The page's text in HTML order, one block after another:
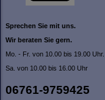
Sprechen Sie mit uns.
Wir beraten Sie gern.
Mo. - Fr. von 10.00 bis 19.00 Uhr.
Sa. von 10.00 bis 16.00 Uhr
06761-9759425